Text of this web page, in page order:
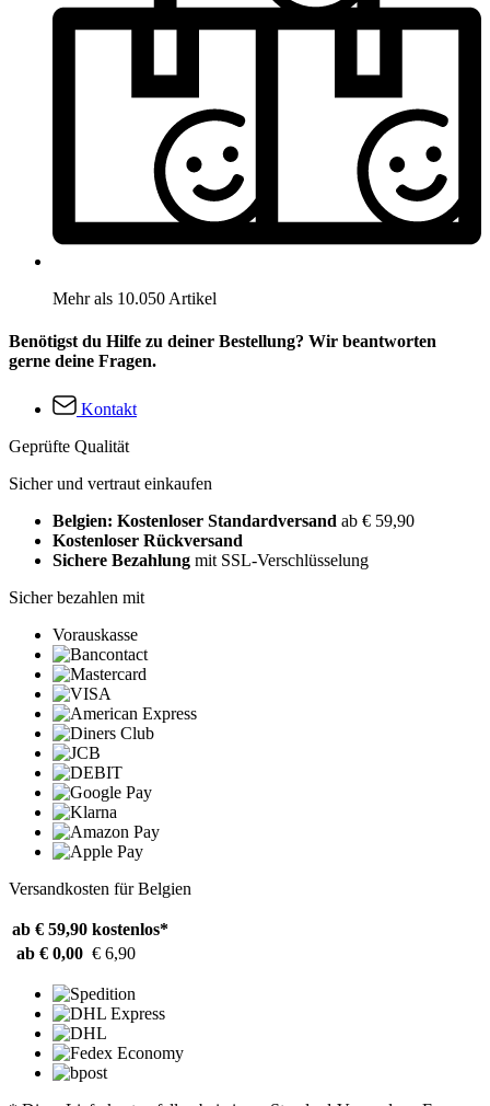
Mehr als 10.050 Artikel
Benötigst du Hilfe zu deiner Bestellung? Wir beantworten
gerne deine Fragen.
Kontakt
Geprüfte Qualität
Sicher und vertraut einkaufen
Belgien: Kostenloser Standardversand ab € 59,90
Kostenloser Rückversand
Sichere Bezahlung mit SSL-Verschlüsselung
Sicher bezahlen mit
Vorauskasse
Versandkosten für Belgien
ab € 59,90 kostenlos*
ab € 0,00 € 6,90